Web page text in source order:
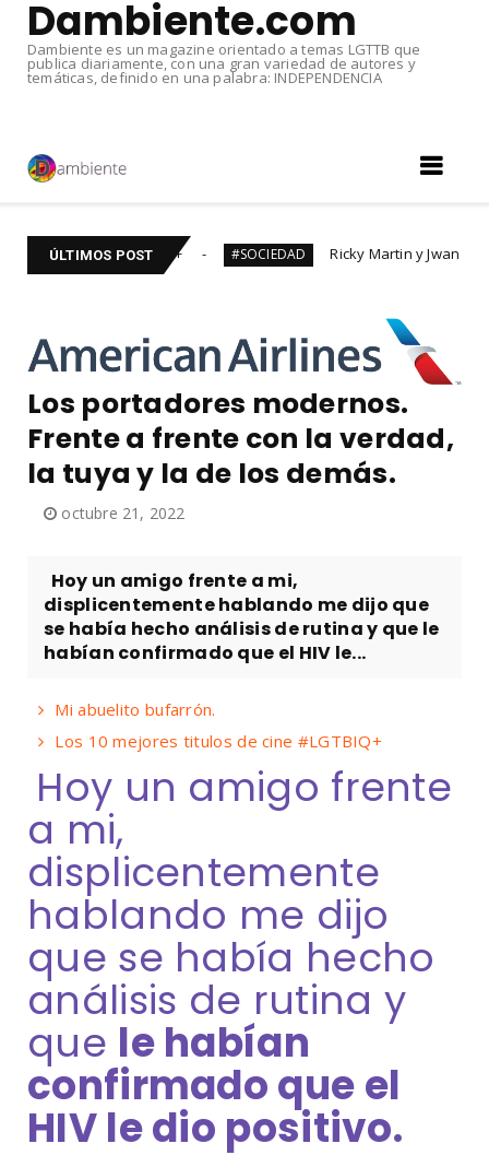
Dambiente.com
Dambiente es un magazine orientado a temas LGTTB que
publica diariamente, con una gran variedad de autores y
temáticas, definido en una palabra: INDEPENDENCIA
ÚLTIMOS POST
#LGTBIQ+ #SOCIEDAD Ricky Martin y Jwan DIVORCIADOS.
Los portadores modernos.
Frente a frente con la verdad,
la tuya y la de los demás.
octubre 21, 2022
Hoy un amigo frente a mi,
displicentemente hablando me dijo que
se había hecho análisis de rutina y que le
habían confirmado que el HIV le...
Mi abuelito bufarrón.
Los 10 mejores titulos de cine #LGTBIQ+
Hoy un amigo frente
a mi,
displicentemente
hablando me dijo
que se había hecho
análisis de rutina y
que le habían
confirmado que el
HIV le dio positivo.